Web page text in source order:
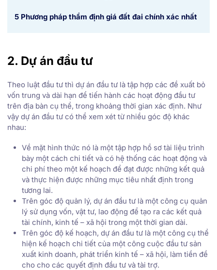
5 Phương pháp thẩm định giá đất đai chính xác nhất
2. Dự án đầu tư
Theo luật đầu tư thì dự án đầu tư là tập hợp các đề xuất bỏ
vốn trung và dài hạn để tiến hành các hoạt động đầu tư
trên địa bàn cụ thể, trong khoảng thời gian xác định. Như
vậy dự án đầu tư có thể xem xét từ nhiều góc độ khác
nhau:
Về mặt hình thức nó là một tập hợp hồ sơ tài liệu trình
bày một cách chi tiết và có hệ thống các hoạt động và
chi phí theo một kế hoạch để đạt được những kết quả
và thực hiện được những mục tiêu nhất định trong
tương lai.
Trên góc độ quản lý, dự án đầu tư là một công cụ quản
lý sử dụng vốn, vật tư, lao động để tạo ra các kết quả
tài chính, kinh tế – xã hội trong một thời gian dài.
Trên góc độ kế hoạch, dự án đầu tư là một công cụ thể
hiện kế hoạch chi tiết của một công cuộc đầu tư sản
xuất kinh doanh, phát triển kinh tế – xã hội, làm tiền đề
cho cho các quyết định đầu tư và tài trợ.